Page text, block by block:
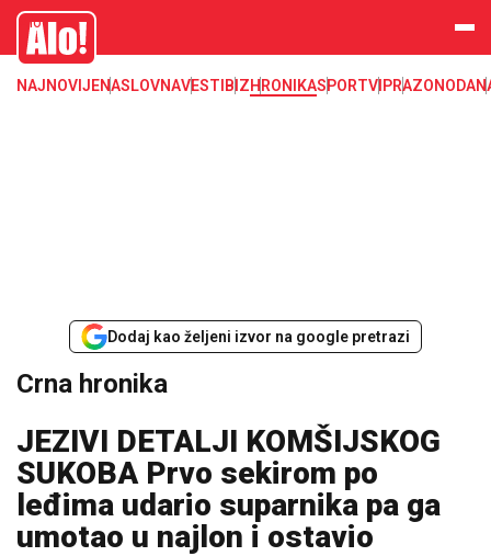
Crna hronika, smrt, ubistvo, likvidacija, krađa, pljačka, hapšenje, policija,
poginuli, zaplena, carina
Alo
NAJNOVIJENASLOVNAVESTI BIZHRONIKASPORTVIPRAZONODA
Dodaj kao željeni izvor na google pretrazi
Crna hronika
JEZIVI DETALJI KOMŠIJSKOG
SUKOBA Prvo sekirom po
leđima udario suparnika pa ga
umotao u najlon i ostavio